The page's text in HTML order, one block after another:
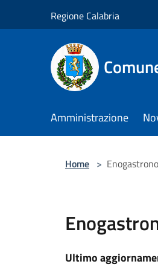
Regione Calabria
Amministrazione
Home >
Ultimo